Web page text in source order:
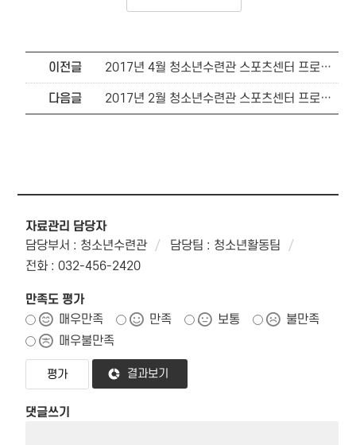
이전글 2017년 4월 청소년수련관 스포츠센터 프로그램 편성 안내
다음글 2017년 2월 청소년수련관 스포츠센터 프로그램 편성 안내
자료관리 담당자
담당부서 : 청소년수련관
담당팀 : 청소년활동팀
전화 : 032-456-2420
만족도 평가
매우만족
만족 보통
불만족
매우불만족
결과보기
댓글쓰기